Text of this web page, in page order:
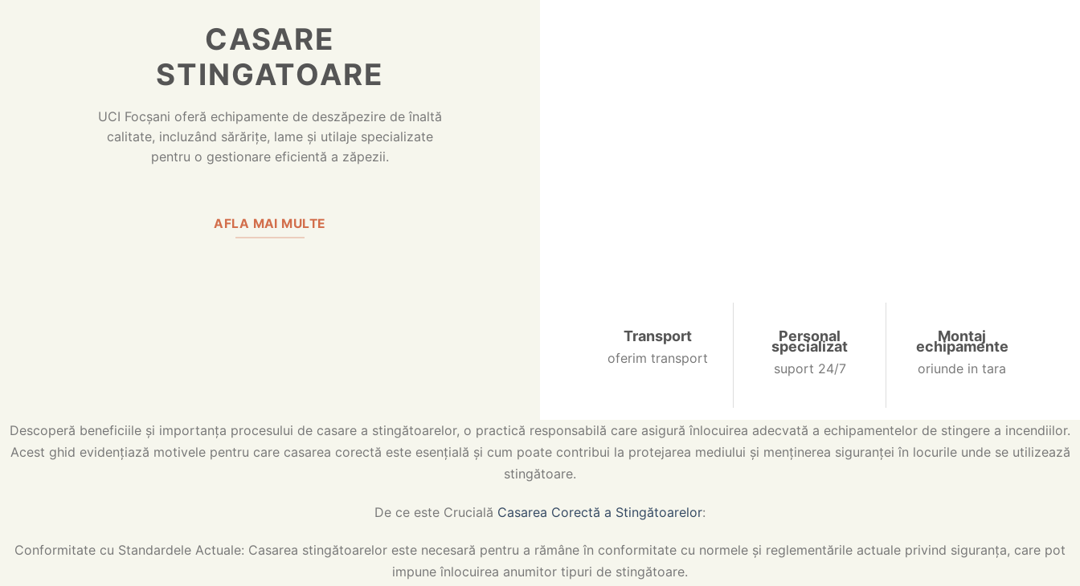
CASARE
STINGATOARE
UCI Focșani oferă echipamente de deszăpezire de înaltă
calitate, incluzând sărărițe, lame și utilaje specializate
pentru o gestionare eficientă a zăpezii.
AFLA MAI MULTE
Transport
oferim transport
Personal
specializat
suport 24/7
Montaj
echipamente
oriunde in tara
Descoperă beneficiile și importanța procesului de casare a stingătoarelor, o practică responsabilă care asigură înlocuirea adecvată a echipamentelor de stingere a incendiilor.
Acest ghid evidențiază motivele pentru care casarea corectă este esențială și cum poate contribui la protejarea mediului și menținerea siguranței în locurile unde se utilizează
stingătoare.
De ce este Crucială Casarea Corectă a Stingătoarelor:
Conformitate cu Standardele Actuale: Casarea stingătoarelor este necesară pentru a rămâne în conformitate cu normele și reglementările actuale privind siguranța, care pot
impune înlocuirea anumitor tipuri de stingătoare.